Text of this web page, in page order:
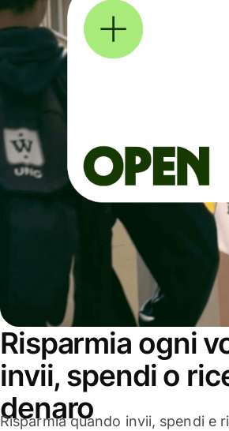
Risparmia ogni
invii, spendi o
denaro
Risparmia quando invii, spendi e